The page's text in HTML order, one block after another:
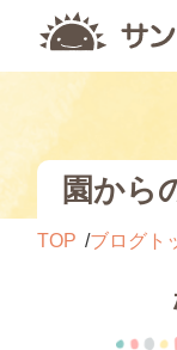
園から
TOP ブログト